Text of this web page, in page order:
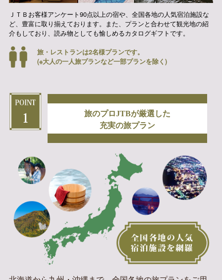
ＪＴＢお客様アンケート90点以上の宿や、全国各地の人気宿泊施設な
ど、豊富に取り揃えております。また、プランと合わせて観光地の紹
介もしており、読み物としても愉しめるカタログギフトです。
旅・レストランは2名様プランです。
(※大人の一人旅プランなど一部プランを除く)
旅のプロJTBが厳選した
充実の旅プラン